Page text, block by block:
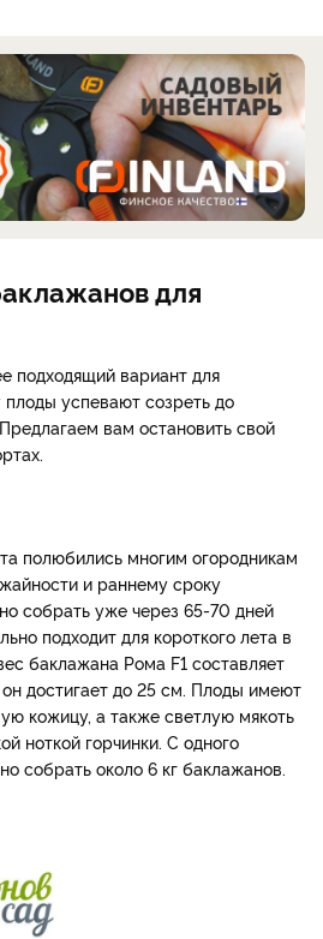
для
подходящий вариант для
плоды успевают созреть до
вам остановить свой
полюбились многим огородникам
и раннему сроку
собрать уже через 65-70 дней
подходит для короткого лета в
баклажана Рома F1 составляет
достигает до 25 см. Плоды имеют
кожицу, а также светлую мякоть
ноткой горчинки. С одного
собрать около 6 кг баклажанов.